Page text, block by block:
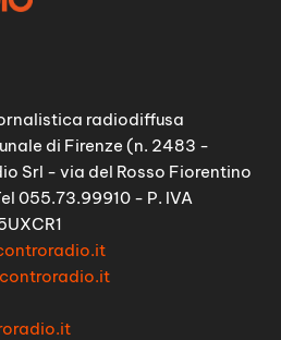
radiodiffusa
di Firenze (n. 2483 -
Srl - via del Rosso Fiorentino
055.73.99910 - P. IVA